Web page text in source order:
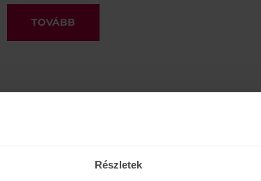
Részletek
TOVÁBB